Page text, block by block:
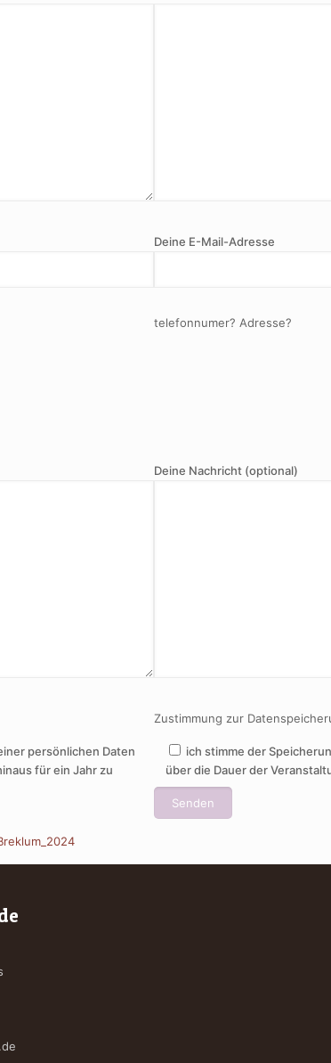
persönlichen Daten
für ein Jahr zu
Deine E-Mail-Adresse
telefonnumer? Adresse?
Deine Nachricht (optional)
Zustimmung zur
ich stimme der
über die Dauer der